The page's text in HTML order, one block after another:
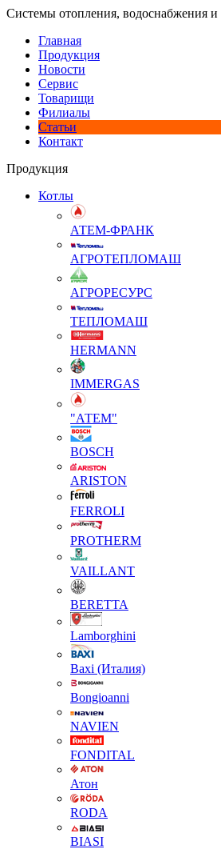
Системы отопления, водоснабжения и
Главная
Продукция
Новости
Сервис
Товарищи
Филиалы
Статьи
Контакт
Продукция
Котлы
АТЕМ-ФРАНК
АГРОТЕПЛОМАШ
АГРОРЕСУРС
ТЕПЛОМАШ
HERMANN
IMMERGAS
"АТЕМ"
BOSCH
ARISTON
FERROLI
PROTHERM
VAILLANT
BERETTA
Lamborghini
Baxi (Италия)
Вongioanni
NAVIEN
FONDITAL
Атон
RODA
BIASI